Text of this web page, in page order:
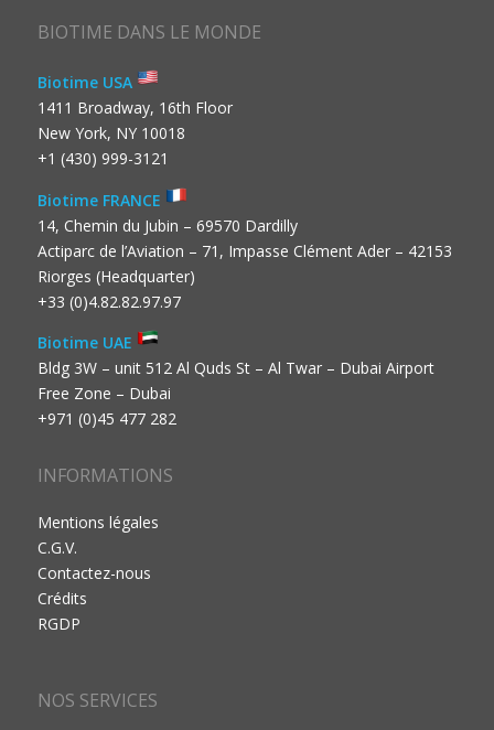
BIOTIME DANS LE MONDE
Biotime USA
1411 Broadway, 16th Floor
New York, NY 10018
+1 (430) 999-3121
Biotime FRANCE
14, Chemin du Jubin – 69570 Dardilly
Actiparc de l’Aviation – 71, Impasse Clément Ader – 42153
Riorges (Headquarter)
+33 (0)4.82.82.97.97
Biotime UAE
Bldg 3W – unit 512 Al Quds St – Al Twar – Dubai Airport
Free Zone – Dubai
+971 (0)45 477 282
INFORMATIONS
Mentions légales
C.G.V.
Contactez-nous
Crédits
RGDP
NOS SERVICES